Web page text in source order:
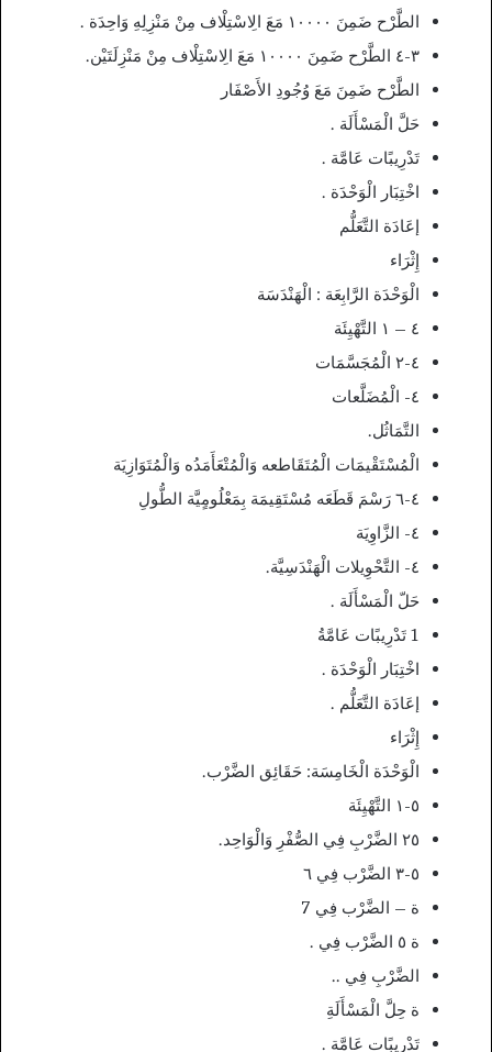
الطَّرْح ضَمِنَ ١٠٠٠٠ مَعَ الِاسْتِلْاف مِنْ مَنْزِلِهِ وَاحِدَة .
٣-٤ الطَّرْح ضَمِنَ ١٠٠٠٠ مَعَ الِاسْتِلْاف مِنْ مَنْزِلَتَيْن.
الطَّرْح ضَمِنَ مَعَ وُجُودِ الأَصْفَار
حَلَّ الْمَسْأَلَة .
تَدْرِيبًات عَامَّة .
اخْتِبَار الْوَحْدَة .
إعَادَة التَّعَلُّم
إِثْرَاء
الْوَحْدَة الرَّابِعَة : الْهَنْدَسَة
٤ – ١ التَّهْيِئَة
٤-٢ الْمُجَسَّمَات
٤- الْمُضَلَّعات
التَّمَاثُل.
الْمُسْتَقْيمَات الْمُتَقَاطعه وَالْمُتْعَأَمَدُه وَالْمُتَوَازِيَة
٤-٦ رَسْمَ قَطَعَه مُسْتَقِيمَة بِمَعْلُومٍيَّة الطُّولِ
٤- الزَّاوِيَة
٤- التَّحْوِيلات الْهَنْدَسِيَّة.
حَلّ الْمَسْأَلَة .
1 تَدْرِيبًات عَامَّةُ
اخْتِبَار الْوَحْدَة .
إعَادَة التَّعَلُّم .
إِثْرَاء
الْوَحْدَة الْخَامِسَة: حَقَائِق الضَّرْب.
٥-١ التَّهْيِئَة
٢٥ الضَّرْبِ فِي الصُّفْرِ وَالْوَاحِد.
٥-٣ الضَّرْب فِي ٦
ة – الضَّرْب فِي 7
ة ٥ الضَّرْب فِي .
الضَّرْبِ فِي ..
ة حِلَّ الْمَسْأَلَةِ
تَدْرِيبًات عَامَّة .